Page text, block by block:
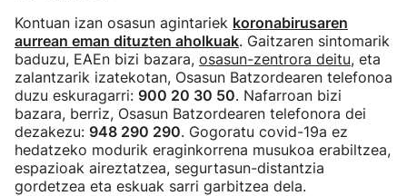
Kontuan izan osasun agintariek koronabirusaren
aurrean eman dituzten aholkuak. Gaitzaren sintomarik
baduzu, EAEn bizi bazara, osasun-zentrora deitu, eta
zalantzarik izatekotan, Osasun Batzordearen telefonoa
duzu eskuragarri: 900 20 30 50. Nafarroan bizi
bazara, berriz, Osasun Batzordearen telefonora dei
dezakezu: 948 290 290. Gogoratu covid-19a ez
hedatzeko modurik eraginkorrena musukoa erabiltzea,
espazioak aireztatzea, segurtasun-distantzia
gordetzea eta eskuak sarri garbitzea dela.